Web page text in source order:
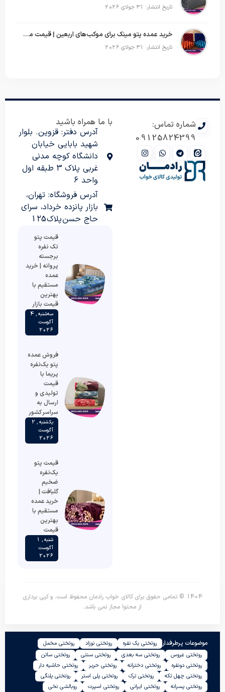
تاریخ انتشار: 31 جولای 2026
خرید عمده پتو مینک برای موکب‌های اربعین | قیمت مناسب و ارسال سریع
تاریخ انتشار: 31 جولای 2026
شماره تماس:
09125824399
با ما همراه باشید
آدرس دفتر: قزوین. بلوار
شهید بابایی خیابان
دانشگاه کوچه مدنی
غربی پلاک 3 طبقه اول
واحد 6
آدرس فروشگاه: تهران،
بازار پانزده خرداد، سرای
حاج حسن پلاک 125
قیمت پتو
تک نفره
برجسته
پروانه | خرید
عمده
مستقیم با
بهترین
قیمت بازار
سه‌شنبه , 4
آگوست
2026
فروش عمده
پتو یک‌نفره
پریما با
قیمت
تولیدی و
ارسال به
سراسر کشور
یکشنبه , 2
آگوست
2026
قیمت پتو
یک‌نفره
ضخیم
گلبافت |
خرید عمده
مستقیم با
بهترین
قیمت
شنبه , 1
آگوست
2026
1404 © تمامی حقوق برای کالای خواب رادمان محفوظ است. و کپی برداری
از محتوا مجاز نمی باشد.
موضوعات پرطرفدار روتختی یک نفره روتختی نوزاد
روتختی مخمل
روتختی عروس
روتختی سه بعدی روتختی سنتی
روتختی ساتن
روتختی دونفره
روتختی دخترانه روتختی حریر
روتختی حاشیه دار
روتختی چهل تکه
روتختی ترک روتختی پلی استر
روتختی پلنگی
روتختی پسرانه
روتختی ایرانی روتختی اسپرت روبالشی نخی